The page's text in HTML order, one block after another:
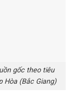
gốc theo tiêu
Hòa (Bắc Giang)